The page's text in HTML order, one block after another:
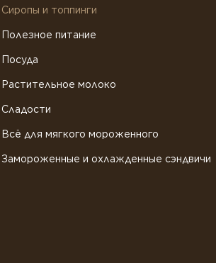
Сиропы и топпинги
Полезное питание
Посуда
Растительное молоко
Сладости
Всё для мягкого мороженного
Замороженные и охлажденные сэндвичи